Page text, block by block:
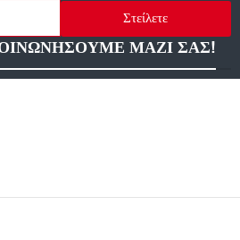
Στείλετε
ΜΑΖΙ ΣΑΣ!